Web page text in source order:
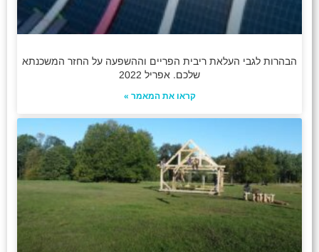
הבהרות לגבי העלאת ריבית הפריים וההשפעה על החזר המשכנתא
שלכם. אפריל 2022
קראו את המאמר »